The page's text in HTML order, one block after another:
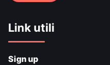
Link utili
Sign up